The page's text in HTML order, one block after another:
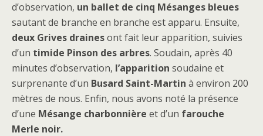
d’observation, un ballet de cinq Mésanges bleues
sautant de branche en branche est apparu. Ensuite,
deux Grives drainesont fait leur apparition, suivies
d’un timide Pinson des arbres. Soudain, après 40
minutes d’observation, l’apparition soudaine et
surprenante d’un Busard Saint-Martin à environ 200
mètres de nous. Enfin, nous avons noté la présence
d’une Mésange charbonnière et d’un farouche
Merle noir.